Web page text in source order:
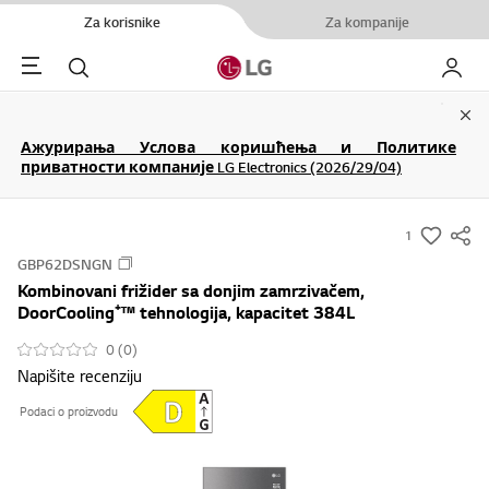
Za korisnike Za kompanije
Menu Pretraga Moj LG
Ажурирања Услова коришћења и Политике
приватности компаније LG Electronics (2026/29/04)
1
s
GBP62DSNGN
Kombinovani frižider sa donjim zamrzivačem,
DoorCooling⁺™ tehnologija, kapacitet 384L
0 (0)
Napišite recenziju
Podaci o proizvodu